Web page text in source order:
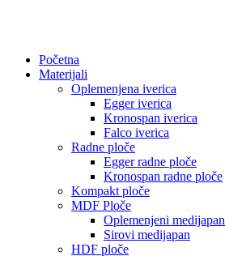
Početna
Materijali
Oplemenjena iverica
Egger iverica
Kronospan iverica
Falco iverica
Radne ploče
Egger radne ploče
Kronospan radne ploče
Kompakt ploče
MDF Ploče
Oplemenjeni medijapan
Sirovi medijapan
HDF ploče